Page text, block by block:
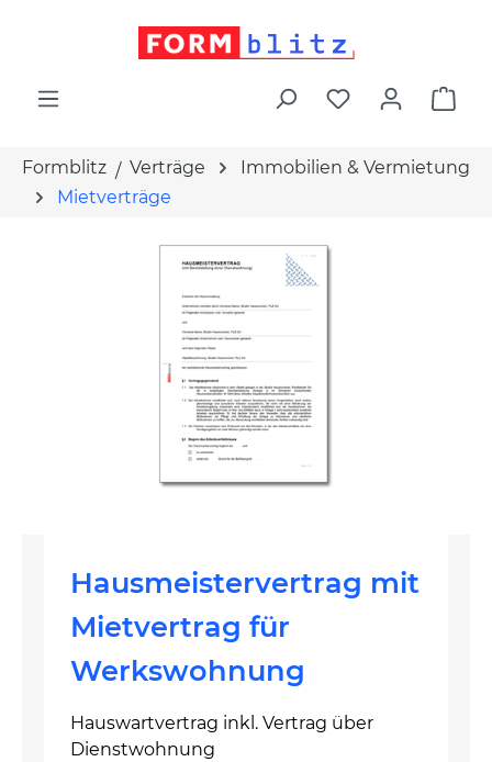
Formblitz Verträge
Immobilien & Vermietung
Mietverträge
Hausmeistervertrag mit
Mietvertrag für
Werkswohnung
Hauswartvertrag inkl. Vertrag über
Dienstwohnung